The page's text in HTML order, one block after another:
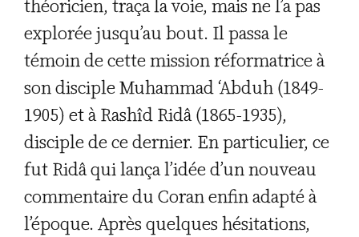
théoricien, traça la voie, mais ne l’a pas
explorée jusqu’au bout. Il passa le
témoin de cette mission réformatrice à
son disciple Muhammad ‘Abduh (1849-
1905) et à Rashîd Ridâ (1865-1935),
disciple de ce dernier. En particulier, ce
fut Ridâ qui lança l’idée d’un nouveau
commentaire du Coran enfin adapté à
l’époque. Après quelques hésitations,